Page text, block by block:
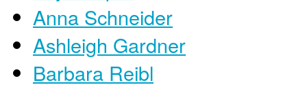
Anna Schneider
Ashleigh Gardner
Barbara Reibl